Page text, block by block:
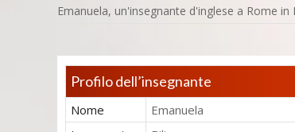
Emanuela, un'insegnante d'inglese a Rome in
Profilo dell’insegnante
Nome Emanuela